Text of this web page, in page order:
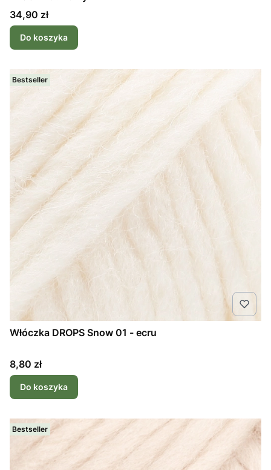
Cena
34,90 zł
Do koszyka
Bestseller
Włóczka DROPS Snow 01 - ecru
Cena
8,80 zł
Do koszyka
Bestseller